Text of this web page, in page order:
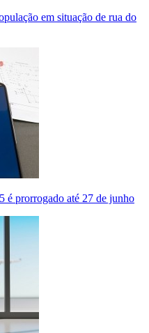
em situação de rua do
é prorrogado até 27 de junho